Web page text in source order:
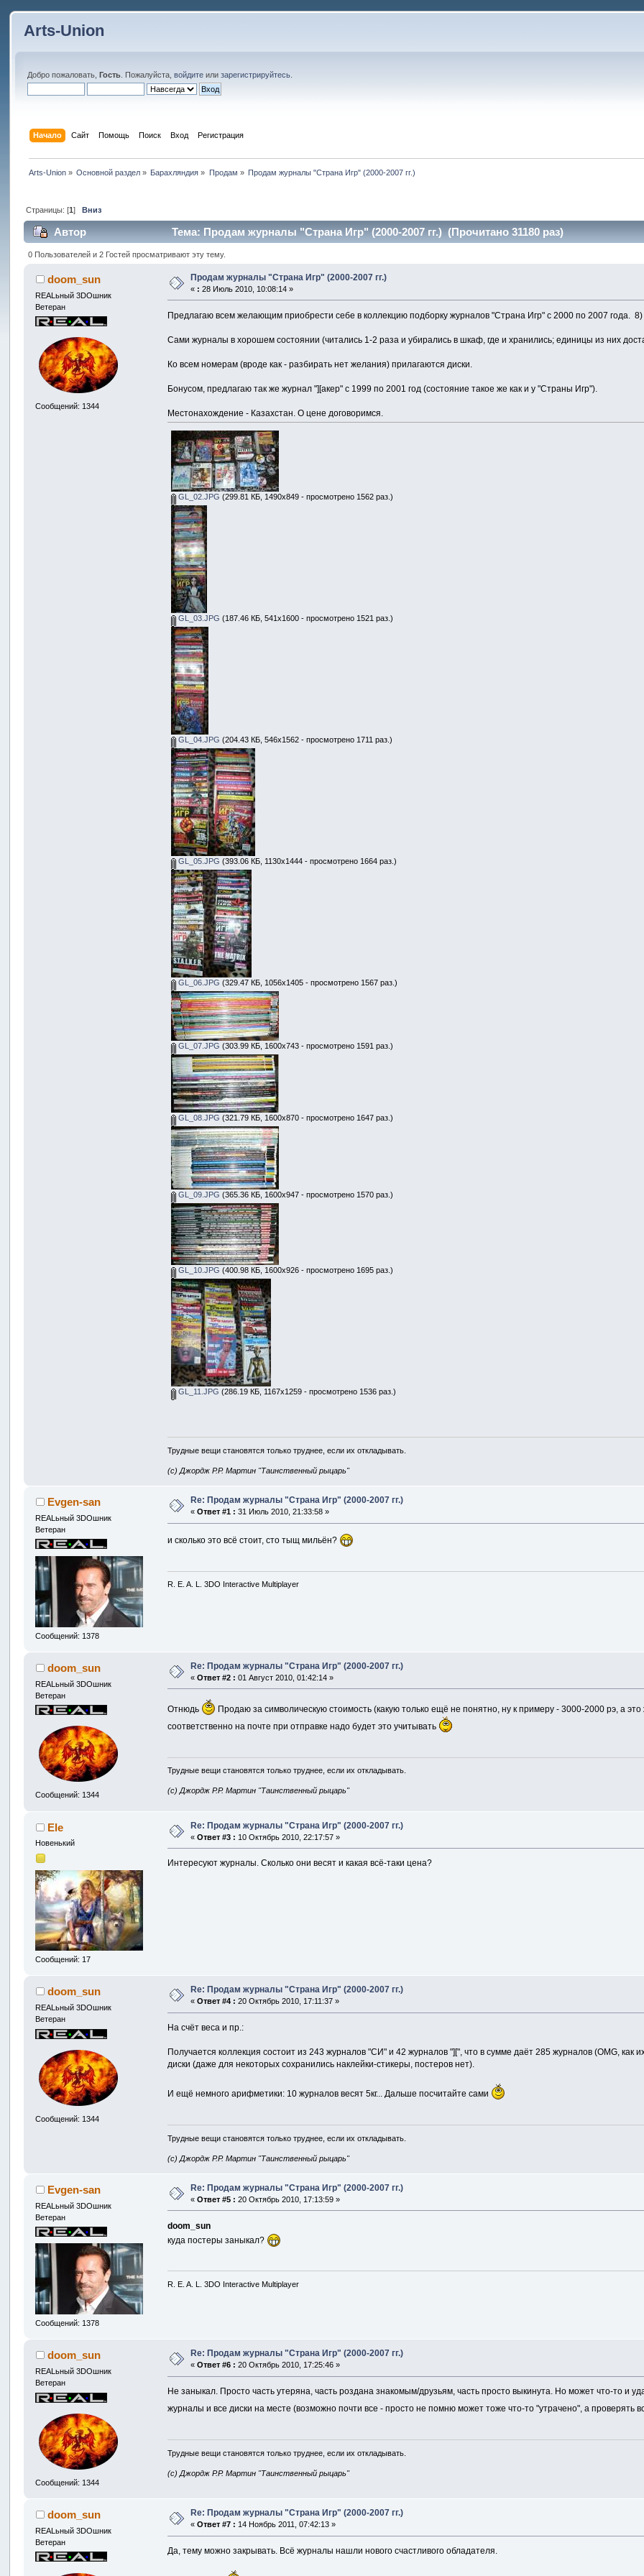
Arts-Union
Добро пожаловать,Гость . Пожалуйста,войдите илизарегистрируйтесь
Начало Сайт Помощь Поиск Вход Регистрация
Arts-Union» Основной раздел » Барахляндия » Продам » Продам журналы "Страна Игр" (2000-2007 гг.)
Страницы: [1] Вниз
Автор Тема: Продам журналы "Страна Игр" (2000-2007 гг.) (Прочитано 31180 раз)
0 Пользователей и 2 Гостей просматривают эту тему.
doom_sun
REALьный 3DOшник
Ветеран
Сообщений: 1344
Продам журналы "Страна Игр" (2000-2007 гг.)
« : 28 Июль 2010, 10:08:14 »
Предлагаю всем желающим приобрести себе в коллекцию подборку журналов "Страна Игр" с 2000 по 2007 года. 8)
Сами журналы в хорошем состоянии (читались 1-2 раза и убирались в шкаф, где и хранились; единицы из них
Ко всем номерам (вроде как - разбирать нет желания) прилагаются диски.
Бонусом, предлагаю так же журнал "][акер" с 1999 по 2001 год (состояние такое же как и у "Страны Игр").
Местонахождение - Казахстан. О цене договоримся.
GL_02.JPG (299.81 КБ, 1490x849 - просмотрено 1562 раз.)
GL_03.JPG (187.46 КБ, 541x1600 - просмотрено 1521 раз.)
GL_04.JPG (204.43 КБ, 546x1562 - просмотрено 1711 раз.)
GL_05.JPG (393.06 КБ, 1130x1444 - просмотрено 1664 раз.)
GL_06.JPG (329.47 КБ, 1056x1405 - просмотрено 1567 раз.)
GL_07.JPG (303.99 КБ, 1600x743 - просмотрено 1591 раз.)
GL_08.JPG (321.79 КБ, 1600x870 - просмотрено 1647 раз.)
GL_09.JPG (365.36 КБ, 1600x947 - просмотрено 1570 раз.)
GL_10.JPG (400.98 КБ, 1600x926 - просмотрено 1695 раз.)
GL_11.JPG (286.19 КБ, 1167x1259 - просмотрено 1536 раз.)
Трудные вещи становятся только труднее, если их откладывать.
(с) Джордж Р.Р. Мартин "Таинственный рыцарь"
Evgen-san
REALьный 3DOшник
Ветеран
Сообщений: 1378
Re: Продам журналы "Страна Игр" (2000-2007 гг.)
«Ответ #1 : 31 Июль 2010, 21:33:58 »
и сколько это всё стоит, сто тыщ мильён?
R. E. A. L. 3DO Interactive Multiplayer
doom_sun
REALьный 3DOшник
Ветеран
Сообщений: 1344
Re: Продам журналы "Страна Игр" (2000-2007 гг.)
«Ответ #2 : 01 Август 2010, 01:42:14 »
Отнюдь
Продаю за символическую стоимость (какую только ещё не понятно, ну к примеру - 3000-2000 рэ, а
соответственно на почте при отправке надо будет это учитывать
Трудные вещи становятся только труднее, если их откладывать.
(с) Джордж Р.Р. Мартин "Таинственный рыцарь"
Ele
Новенький
Сообщений: 17
Re: Продам журналы "Страна Игр" (2000-2007 гг.)
«Ответ #3 : 10 Октябрь 2010, 22:17:57 »
Интересуют журналы. Сколько они весят и какая всё-таки цена?
doom_sun
REALьный 3DOшник
Ветеран
Сообщений: 1344
Re: Продам журналы "Страна Игр" (2000-2007 гг.)
«Ответ #4 : 20 Октябрь 2010, 17:11:37 »
На счёт веса и пр.:
Получается коллекция состоит из 243 журналов "СИ" и 42 журналов "][", что в сумме даёт 285 журналов (OMG,
диски (даже для некоторых сохранились наклейки-стикеры, постеров нет).
И ещё немного арифметики: 10 журналов весят 5кг... Дальше посчитайте сами
Трудные вещи становятся только труднее, если их откладывать.
(с) Джордж Р.Р. Мартин "Таинственный рыцарь"
Evgen-san
REALьный 3DOшник
Ветеран
Сообщений: 1378
Re: Продам журналы "Страна Игр" (2000-2007 гг.)
«Ответ #5 : 20 Октябрь 2010, 17:13:59 »
doom_sun
куда постеры заныкал?
R. E. A. L. 3DO Interactive Multiplayer
doom_sun
REALьный 3DOшник
Ветеран
Сообщений: 1344
Re: Продам журналы "Страна Игр" (2000-2007 гг.)
«Ответ #6 : 20 Октябрь 2010, 17:25:46 »
Не заныкал. Просто часть утеряна, часть роздана знакомым/друзьям, часть просто выкинута. Но может что-то и
журналы и все диски на месте (возможно почти все - просто не помню может тоже что-то "утрачено", а проверять
Трудные вещи становятся только труднее, если их откладывать.
(с) Джордж Р.Р. Мартин "Таинственный рыцарь"
doom_sun
REALьный 3DOшник
Ветеран
Re: Продам журналы "Страна Игр" (2000-2007 гг.)
«Ответ #7 : 14 Ноябрь 2011, 07:42:13 »
Да, тему можно закрывать. Всё журналы нашли нового счастливого обладателя.